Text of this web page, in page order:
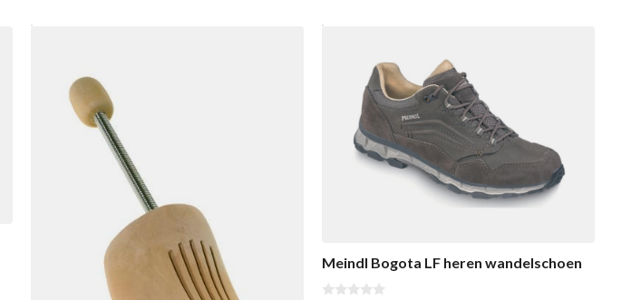
Meindl Bogota LF heren wandelschoen